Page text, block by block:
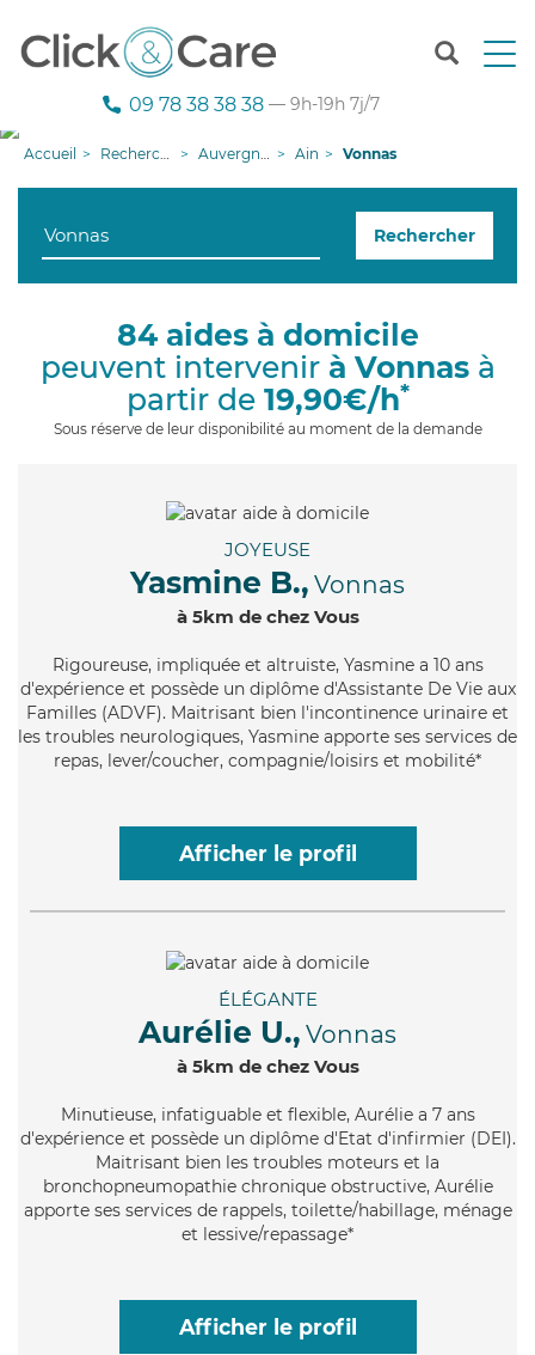
T
n
g
09 78 38 38 38 — 9h-19h 7j/7
Accueil Recherche aide à domicile Auvergne-Rhône-Alpes Ain Vonnas
Rechercher
84 aides à domicile
peuvent intervenir à Vonnasà
partir de 19,90€/h*
Sous réserve de leur disponibilité au moment de la demande
JOYEUSE
Yasmine B., Vonnas
à 5km de chez Vous
Rigoureuse, impliquée et altruiste, Yasmine a 10 ans
d'expérience et possède un diplôme d'Assistante De Vie aux
Familles (ADVF). Maitrisant bien l'incontinence urinaire et
les troubles neurologiques, Yasmine apporte ses services de
repas, lever/coucher, compagnie/loisirs et mobilité*
Afficher le profil
ÉLÉGANTE
Aurélie U., Vonnas
à 5km de chez Vous
Minutieuse, infatiguable et flexible, Aurélie a 7 ans
d'expérience et possède un diplôme d'Etat d'infirmier (DEI).
Maitrisant bien les troubles moteurs et la
bronchopneumopathie chronique obstructive, Aurélie
apporte ses services de rappels, toilette/habillage, ménage
et lessive/repassage*
Afficher le profil